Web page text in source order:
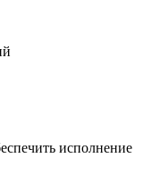
исполнение